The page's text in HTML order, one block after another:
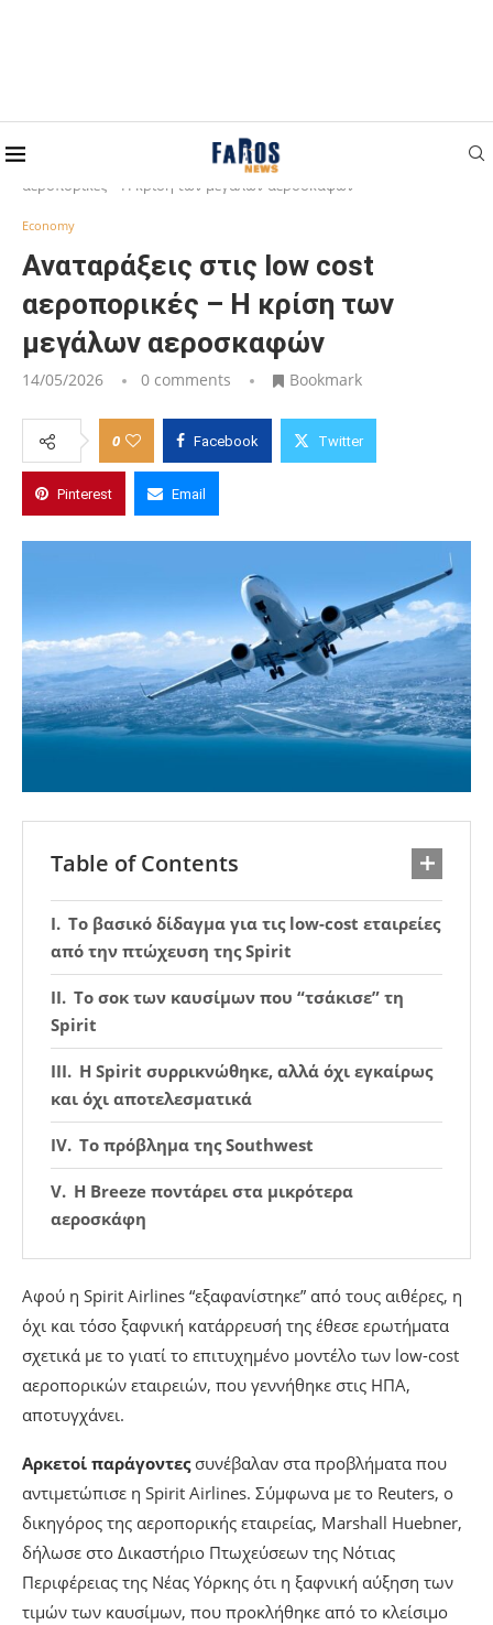
Home
Αναταράξεις στις low cost
αεροπορικές – Η κρίση των μεγάλων αεροσκαφών
Economy
Αναταράξεις στις low cost
αεροπορικές – Η κρίση των
μεγάλων αεροσκαφών
14/05/2026 0 comments Bookmark
0 Facebook Twitter
Pinterest Email
Table of Contents
Το βασικό δίδαγμα για τις low-cost εταιρείες
από την πτώχευση της Spirit
Το σοκ των καυσίμων που “τσάκισε” τη
Spirit
Η Spirit συρρικνώθηκε, αλλά όχι εγκαίρως
και όχι αποτελεσματικά
Το πρόβλημα της Southwest
Η Breeze ποντάρει στα μικρότερα
αεροσκάφη
Αφού η Spirit Airlines “εξαφανίστηκε” από τους αιθέρες, η
όχι και τόσο ξαφνική κατάρρευσή της έθεσε ερωτήματα
σχετικά με το γιατί το επιτυχημένο μοντέλο των low-cost
αεροπορικών εταιρειών, που γεννήθηκε στις ΗΠΑ,
αποτυγχάνει.
Αρκετοί παράγοντεςσυνέβαλαν στα προβλήματα που
αντιμετώπισε η Spirit Airlines. Σύμφωνα με το Reuters, ο
δικηγόρος της αεροπορικής εταιρείας, Marshall Huebner,
δήλωσε στο Δικαστήριο Πτωχεύσεων της Νότιας
Περιφέρειας της Νέας Υόρκης ότι η ξαφνική αύξηση των
τιμών των καυσίμων, που προκλήθηκε από το κλείσιμο